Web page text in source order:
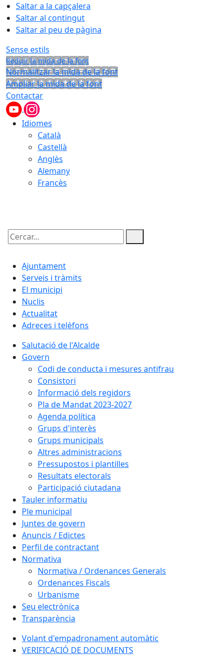
Saltar a la capçalera
Saltar al contingut
Saltar al peu de pàgina
Sense estils
Reduir la mida de la font
Normalitzar la mida de la font
Ampliar la mida de la font
Contactar
Idiomes
Català
Castellà
Anglès
Alemany
Francès
Cercar:
Ajuntament
Serveis i tràmits
El municipi
Nuclis
Actualitat
Adreces i telèfons
Salutació de l'Alcalde
Govern
Codi de conducta i mesures antifrau
Consistori
Informació dels regidors
Pla de Mandat 2023-2027
Agenda política
Grups d'interès
Grups municipals
Altres administracions
Pressupostos i plantilles
Resultats electorals
Participació ciutadana
Tauler informatiu
Ple municipal
Juntes de govern
Anuncis / Edictes
Perfil de contractant
Normativa
Normativa / Ordenances Generals
Ordenances Fiscals
Urbanisme
Seu electrònica
Transparència
Volant d'empadronament automàtic
VERIFICACIÓ DE DOCUMENTS